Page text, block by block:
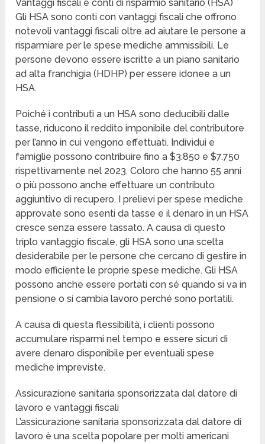
Vantaggi fiscali e conti di risparmio sanitario (HSA)
Gli HSA sono conti con vantaggi fiscali che offrono
notevoli vantaggi fiscali oltre ad aiutare le persone a
risparmiare per le spese mediche ammissibili. Le
persone devono essere iscritte a un piano sanitario
ad alta franchigia (HDHP) per essere idonee a un
HSA.
Poiché i contributi a un HSA sono deducibili dalle
tasse, riducono il reddito imponibile del contributore
per l’anno in cui vengono effettuati. Individui e
famiglie possono contribuire fino a $3.850 e $7.750
rispettivamente nel 2023. Coloro che hanno 55 anni
o più possono anche effettuare un contributo
aggiuntivo di recupero. I prelievi per spese mediche
approvate sono esenti da tasse e il denaro in un HSA
cresce senza essere tassato. A causa di questo
triplo vantaggio fiscale, gli HSA sono una scelta
desiderabile per le persone che cercano di gestire in
modo efficiente le proprie spese mediche. Gli HSA
possono anche essere portati con sé quando si va in
pensione o si cambia lavoro perché sono portatili.
A causa di questa flessibilità, i clienti possono
accumulare risparmi nel tempo e essere sicuri di
avere denaro disponibile per eventuali spese
mediche impreviste.
Assicurazione sanitaria sponsorizzata dal datore di
lavoro e vantaggi fiscali
L’assicurazione sanitaria sponsorizzata dal datore di
lavoro è una scelta popolare per molti americani